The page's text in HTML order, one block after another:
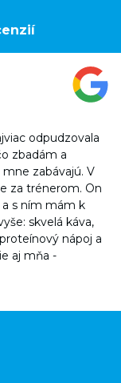
odpudzovala
zbadám a
zabávajú. V
za trénerom. On
a s ním mám k
skvelá káva,
nápoj a
aj mňa -